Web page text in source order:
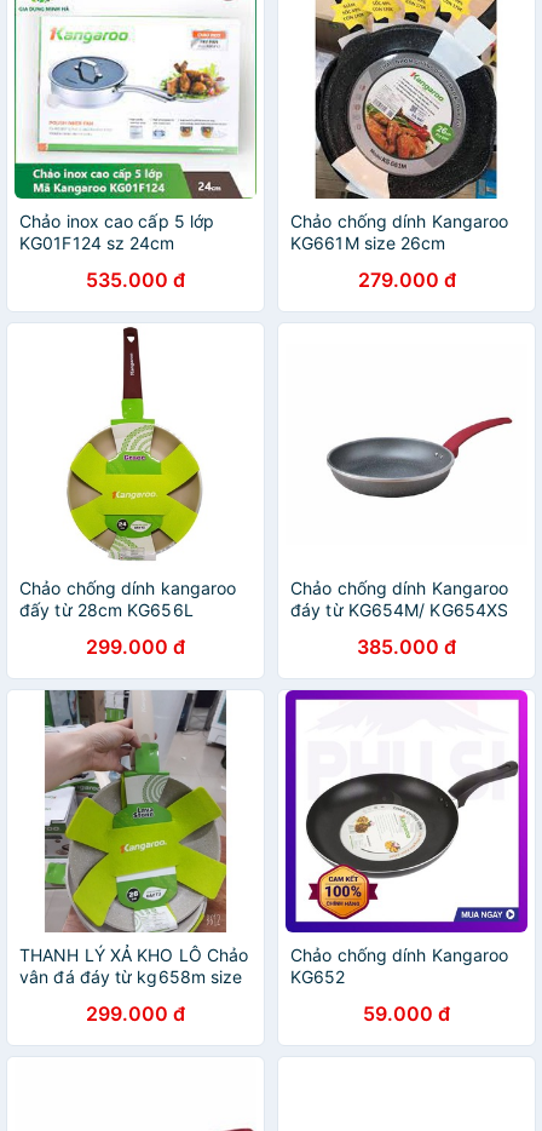
Chảo inox cao cấp 5 lớp
KG01F124 sz 24cm
535.000 đ
Chảo chống dính Kangaroo
KG661M size 26cm
279.000 đ
Chảo chống dính kangaroo
đấy từ 28cm KG656L
299.000 đ
Chảo chống dính Kangaroo
đáy từ KG654M/ KG654XS
385.000 đ
THANH LÝ XẢ KHO LÔ Chảo
vân đá đáy từ kg658m size
299.000 đ
Chảo chống dính Kangaroo
KG652
59.000 đ